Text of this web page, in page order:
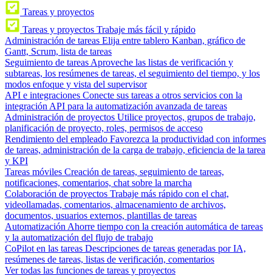
Tareas y proyectos
Tareas y proyectos Trabaje más fácil y rápido
Administración de tareas Elija entre tablero Kanban, gráfico de
Gantt, Scrum, lista de tareas
Seguimiento de tareas Aproveche las listas de verificación y
subtareas, los resúmenes de tareas, el seguimiento del tiempo, y los
modos enfoque y vista del supervisor
API e integraciones Conecte sus tareas a otros servicios con la
integración API para la automatización avanzada de tareas
Administración de proyectos Utilice proyectos, grupos de trabajo,
planificación de proyecto, roles, permisos de acceso
Rendimiento del empleado Favorezca la productividad con informes
de tareas, administración de la carga de trabajo, eficiencia de la tarea
y KPI
Tareas móviles Creación de tareas, seguimiento de tareas,
notificaciones, comentarios, chat sobre la marcha
Colaboración de proyectos Trabaje más rápido con el chat,
videollamadas, comentarios, almacenamiento de archivos,
documentos, usuarios externos, plantillas de tareas
Automatización Ahorre tiempo con la creación automática de tareas
y la automatización del flujo de trabajo
CoPilot en las tareas Descripciones de tareas generadas por IA,
resúmenes de tareas, listas de verificación, comentarios
Ver todas las funciones de tareas y proyectos